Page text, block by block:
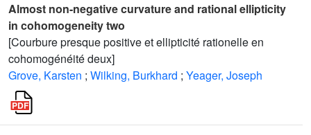
Almost non-negative curvature and rational ellipticity
in cohomogeneity two
[Courbure presque positive et ellipticité rationelle en
cohomogénéité deux]
Grove, Karsten ; Wilking, Burkhard ; Yeager, Joseph